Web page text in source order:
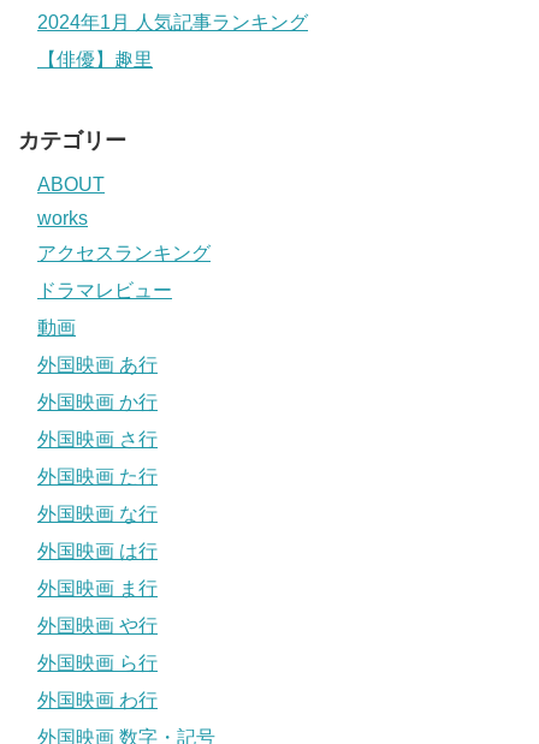
2024年1月 人気記事ランキング
【俳優】趣里
カテゴリー
ABOUT
works
アクセスランキング
ドラマレビュー
動画
外国映画 あ行
外国映画 か行
外国映画 さ行
外国映画 た行
外国映画 な行
外国映画 は行
外国映画 ま行
外国映画 や行
外国映画 ら行
外国映画 わ行
外国映画 数字・記号